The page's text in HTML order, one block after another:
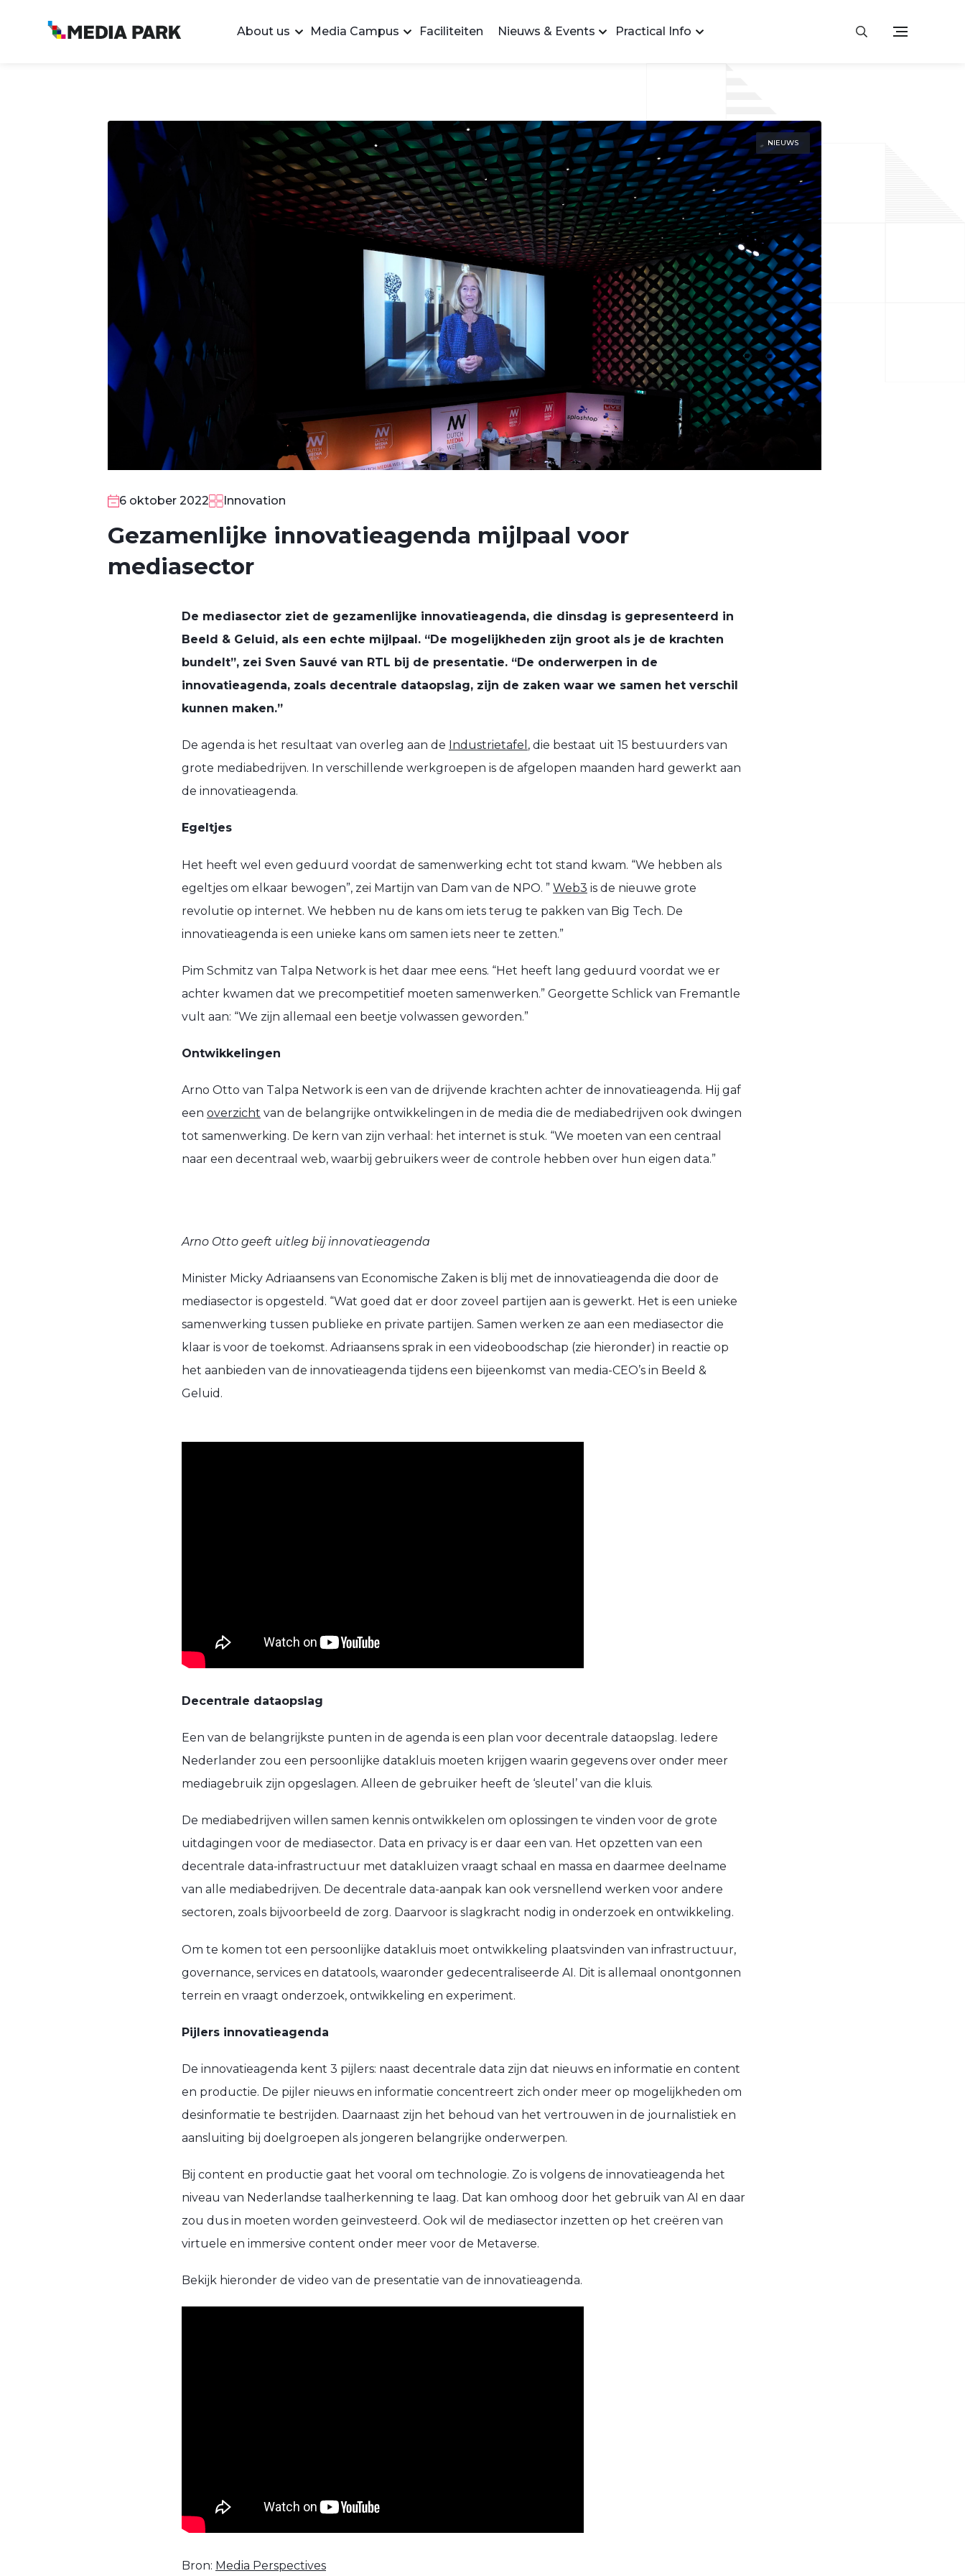
About us Media Campus Faciliteiten Nieuws & Events Practical Info
NIEUWS
6 oktober 2022 Innovation
Gezamenlijke innovatieagenda mijlpaal voor
mediasector
De mediasector ziet de gezamenlijke innovatieagenda, die dinsdag is gepresenteerd in
Beeld & Geluid, als een echte mijlpaal. “De mogelijkheden zijn groot als je de krachten
bundelt”, zei Sven Sauvé van RTL bij de presentatie. “De onderwerpen in de
innovatieagenda, zoals decentrale dataopslag, zijn de zaken waar we samen het verschil
kunnen maken.”
De agenda is het resultaat van overleg aan de Industrietafel , die bestaat uit 15 bestuurders van
grote mediabedrijven. In verschillende werkgroepen is de afgelopen maanden hard gewerkt aan
de innovatieagenda.
Egeltjes
Het heeft wel even geduurd voordat de samenwerking echt tot stand kwam. “We hebben als
egeltjes om elkaar bewogen”, zei Martijn van Dam van de NPO. ” Web3 is de nieuwe grote
revolutie op internet. We hebben nu de kans om iets terug te pakken van Big Tech. De
innovatieagenda is een unieke kans om samen iets neer te zetten.”
Pim Schmitz van Talpa Network is het daar mee eens. “Het heeft lang geduurd voordat we er
achter kwamen dat we precompetitief moeten samenwerken.” Georgette Schlick van Fremantle
vult aan: “We zijn allemaal een beetje volwassen geworden.”
Ontwikkelingen
Arno Otto van Talpa Network is een van de drijvende krachten achter de innovatieagenda. Hij gaf
een overzicht van de belangrijke ontwikkelingen in de media die de mediabedrijven ook dwingen
tot samenwerking. De kern van zijn verhaal: het internet is stuk. “We moeten van een centraal
naar een decentraal web, waarbij gebruikers weer de controle hebben over hun eigen data.”
Arno Otto geeft uitleg bij innovatieagenda
Minister Micky Adriaansens van Economische Zaken is blij met de innovatieagenda die door de
mediasector is opgesteld. “Wat goed dat er door zoveel partijen aan is gewerkt. Het is een unieke
samenwerking tussen publieke en private partijen. Samen werken ze aan een mediasector die
klaar is voor de toekomst. Adriaansens sprak in een videoboodschap (zie hieronder) in reactie op
het aanbieden van de innovatieagenda tijdens een bijeenkomst van media-CEO’s in Beeld &
Geluid.
Decentrale dataopslag
Een van de belangrijkste punten in de agenda is een plan voor decentrale dataopslag. Iedere
Nederlander zou een persoonlijke datakluis moeten krijgen waarin gegevens over onder meer
mediagebruik zijn opgeslagen. Alleen de gebruiker heeft de ‘sleutel’ van die kluis.
De mediabedrijven willen samen kennis ontwikkelen om oplossingen te vinden voor de grote
uitdagingen voor de mediasector. Data en privacy is er daar een van. Het opzetten van een
decentrale data-infrastructuur met datakluizen vraagt schaal en massa en daarmee deelname
van alle mediabedrijven. De decentrale data-aanpak kan ook versnellend werken voor andere
sectoren, zoals bijvoorbeeld de zorg. Daarvoor is slagkracht nodig in onderzoek en ontwikkeling.
Om te komen tot een persoonlijke datakluis moet ontwikkeling plaatsvinden van infrastructuur,
governance, services en datatools, waaronder gedecentraliseerde AI. Dit is allemaal onontgonnen
terrein en vraagt onderzoek, ontwikkeling en experiment.
Pijlers innovatieagenda
De innovatieagenda kent 3 pijlers: naast decentrale data zijn dat nieuws en informatie en content
en productie. De pijler nieuws en informatie concentreert zich onder meer op mogelijkheden om
desinformatie te bestrijden. Daarnaast zijn het behoud van het vertrouwen in de journalistiek en
aansluiting bij doelgroepen als jongeren belangrijke onderwerpen.
Bij content en productie gaat het vooral om technologie. Zo is volgens de innovatieagenda het
niveau van Nederlandse taalherkenning te laag. Dat kan omhoog door het gebruik van AI en daar
zou dus in moeten worden geïnvesteerd. Ook wil de mediasector inzetten op het creëren van
virtuele en immersive content onder meer voor de Metaverse.
Bekijk hieronder de video van de presentatie van de innovatieagenda.
Bron: Media Perspectives